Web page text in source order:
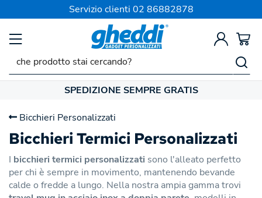
Servizio clienti 02 86882878
SPEDIZIONE SEMPRE GRATIS
Bicchieri Personalizzati
Bicchieri Termici Personalizzati
I bicchieri termici personalizzati sono l'alleato perfetto
per chi è sempre in movimento, mantenendo bevande
calde o fredde a lungo. Nella nostra ampia gamma trovi